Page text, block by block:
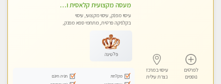
לפרטים
נוספים
עיסוי במרכז
נצרת עילית
מעסה מקצועית קלאסית ומפנקת בחיפה
עיסוי מפנק, עיסוי מקצועי, עיסוי
בקלניקה פרטית, מתחמי ספא מפנק,
פלטינה
מקלחת
חניה חינם